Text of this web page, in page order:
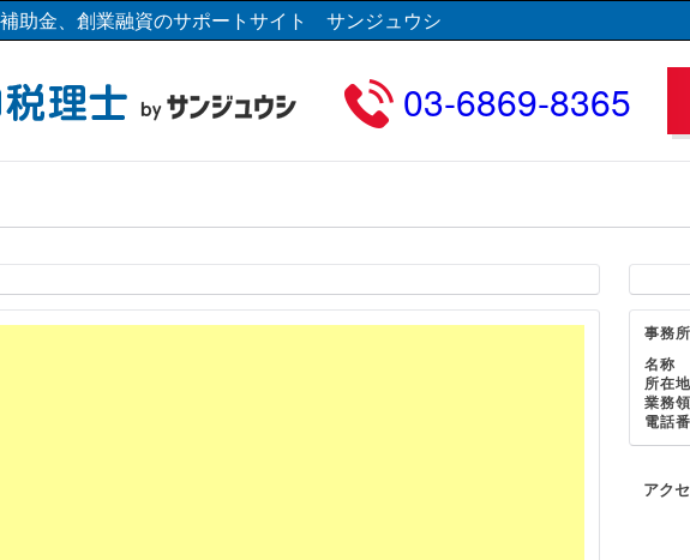
助金、創業融資のサポートサイト サンジュウシ
03-6869-8365
事務
名称
所在地
業務
電話
アク